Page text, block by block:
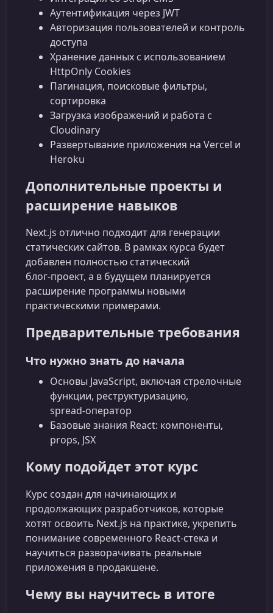
Аутентификация через JWT
Авторизация пользователей и контроль
доступа
Хранение данных с использованием
HttpOnly Cookies
Пагинация, поисковые фильтры,
сортировка
Загрузка изображений и работа с
Cloudinary
Развертывание приложения на Vercel и
Heroku
Дополнительные проекты и
расширение навыков
Next.js отлично подходит для генерации
статических сайтов. В рамках курса будет
добавлен полностью статический
блог‑проект, а в будущем планируется
расширение программы новыми
практическими примерами.
Предварительные требования
Что нужно знать до начала
Основы JavaScript, включая стрелочные
функции, реструктуризацию,
spread‑оператор
Базовые знания React: компоненты,
props, JSX
Кому подойдет этот курс
Курс создан для начинающих и
продолжающих разработчиков, которые
хотят освоить Next.js на практике, укрепить
понимание современного React‑стека и
научиться разворачивать реальные
приложения в продакшене.
Чему вы научитесь в итоге